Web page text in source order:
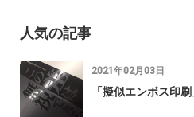
人気の記事
2021年02月03日
「擬似エンボス印